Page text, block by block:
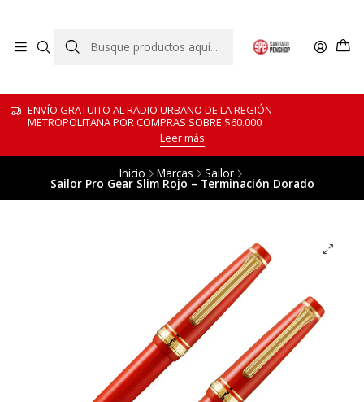
ENVÍO GRATUITO AL RADIO URBANO DE LA REGIÓN
METROPOLITANA POR COMPRAS SOBRE $60.000
Leer más
Inicio Marcas Sailor
Sailor Pro Gear Slim Rojo – Terminación Dorado